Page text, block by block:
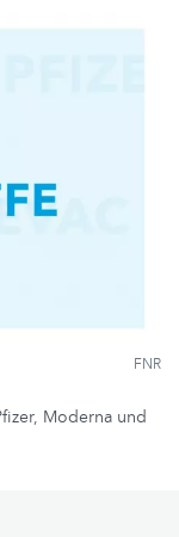
FNR
Moderna und